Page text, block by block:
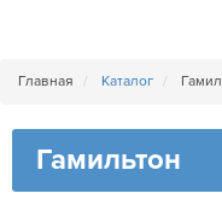
Главная Каталог
Гамильтон